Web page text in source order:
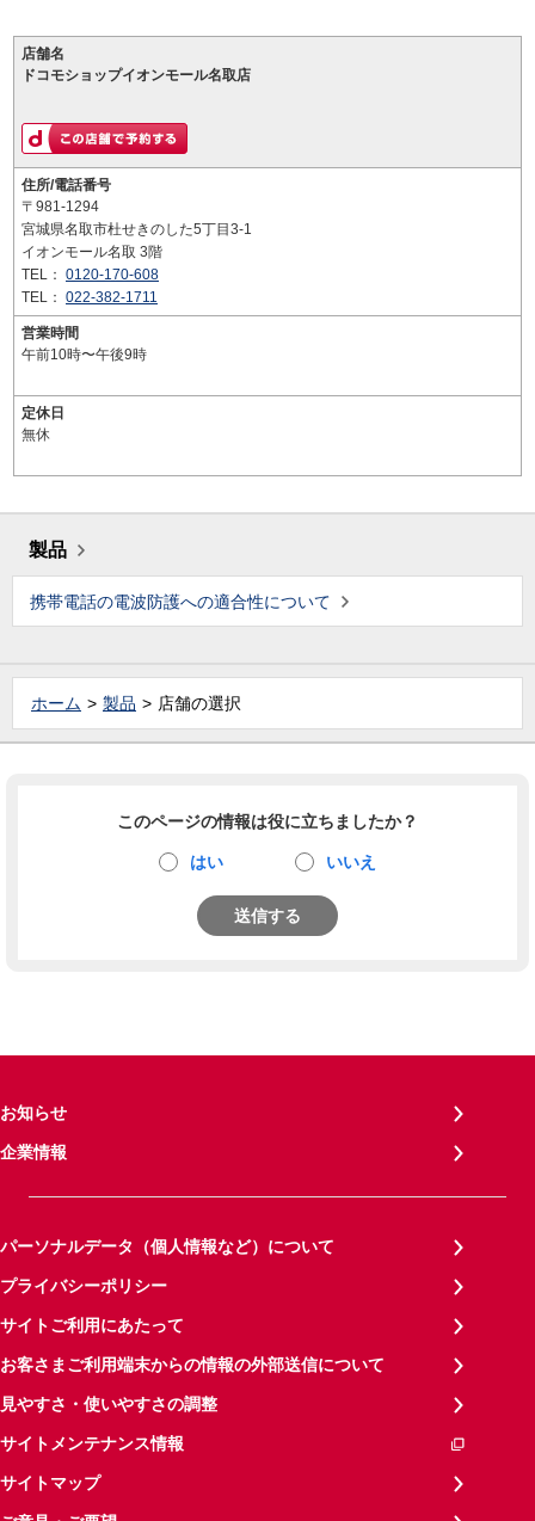
店舗名
ドコモショップイオンモール名取店
住所/電話番号
〒981-1294
宮城県名取市杜せきのした5丁目3-1
イオンモール名取 3階
TEL： 0120-170-608
TEL： 022-382-1711
営業時間
午前10時〜午後9時
定休日
無休
製品
携帯電話の電波防護への適合性について
ホーム 製品 店舗の選択
このページの情報は役に立ちましたか？
はい いいえ
送信する
お知らせ
企業情報
パーソナルデータ（個人情報など）について
プライバシーポリシー
サイトご利用にあたって
お客さまご利用端末からの情報の外部送信について
見やすさ・使いやすさの調整
サイトメンテナンス情報
サイトマップ